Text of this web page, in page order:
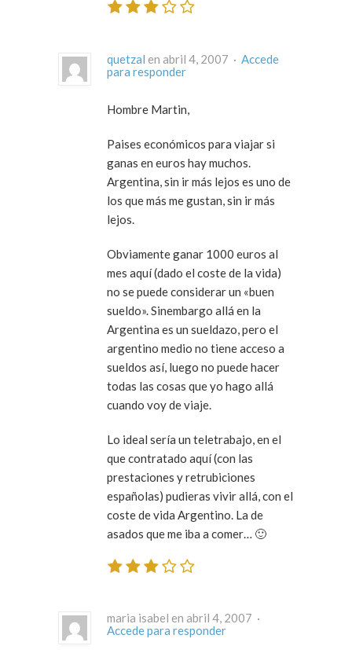
quetzal en abril 4, 2007 · Accede
para responder
Hombre Martin,
Paises económicos para viajar si
ganas en euros hay muchos.
Argentina, sin ir más lejos es uno de
los que más me gustan, sin ir más
lejos.
Obviamente ganar 1000 euros al
mes aquí (dado el coste de la vida)
no se puede considerar un «buen
sueldo». Sinembargo allá en la
Argentina es un sueldazo, pero el
argentino medio no tiene acceso a
sueldos así, luego no puede hacer
todas las cosas que yo hago allá
cuando voy de viaje.
Lo ideal sería un teletrabajo, en el
que contratado aquí (con las
prestaciones y retrubiciones
españolas) pudieras vivir allá, con el
coste de vida Argentino. La de
asados que me iba a comer… 🙂
maria isabel en abril 4, 2007 ·
Accede para responder